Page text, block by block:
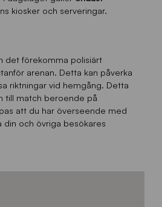
kiosker och serveringar.
det förekomma polisiärt
arenan. Detta kan påverka
riktningar vid hemgång. Detta
till match beroende på
att du har överseende med
din och övriga besökares